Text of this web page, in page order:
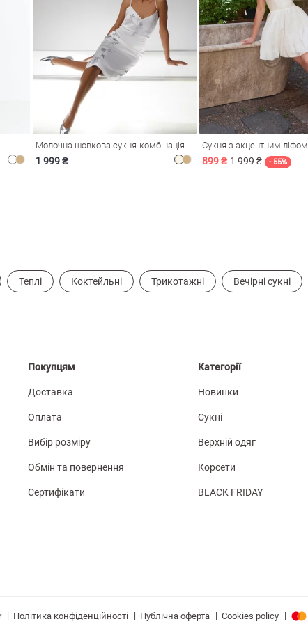
1 999 ₴
Сукня з акцентним ліфом
899 ₴ 1 999 ₴ - 55%
Теплі Коктейльні Трикотажні Вечірні сукні
Покупцям
Доставка
Оплата
Вибір розміру
Обмін та повернення
Сертифікати
Категорії
Новинки
Сукні
Верхній одяг
Корсети
BLACK FRIDAY
| Політика конфіденційності | Публічна оферта | Cookies policy |